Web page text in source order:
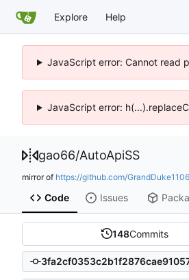
Explore Help
JavaScript error: Cannot read
JavaScript error:
gao66/AutoApiSS
mirror of https://github.com/
Code Issues
148Commits